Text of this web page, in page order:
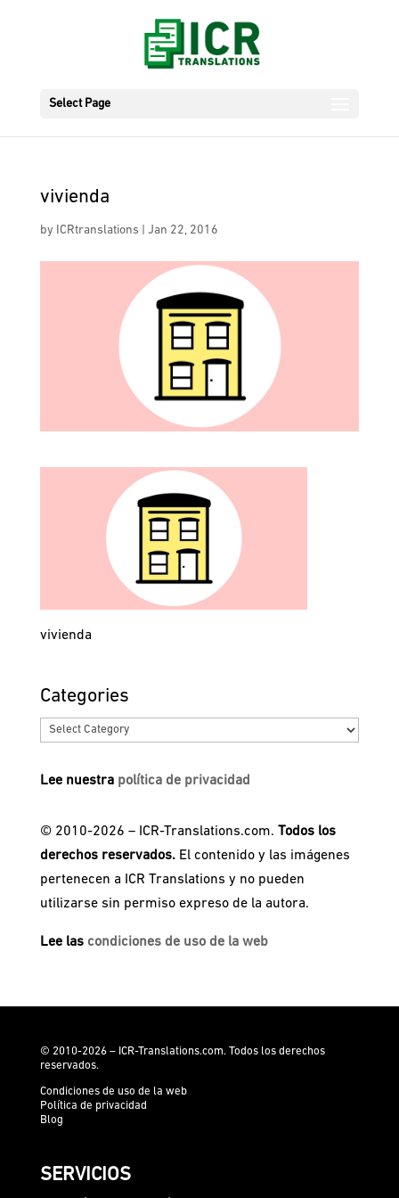
Select Page
vivienda
by ICRtranslations Jan 22, 2016
vivienda
Categories
Categories
Lee nuestra política de privacidad
© 2010-2026 – ICR-Translations.com. Todos los
derechos reservados.El contenido y las imágenes
pertenecen a ICR Translations y no pueden
utilizarse sin permiso expreso de la autora.
Lee las condiciones de uso de la web
© 2010-2026 – ICR-Translations.com. Todos los derechos
reservados.
Condiciones de uso de la web
Política de privacidad
Blog
SERVICIOS